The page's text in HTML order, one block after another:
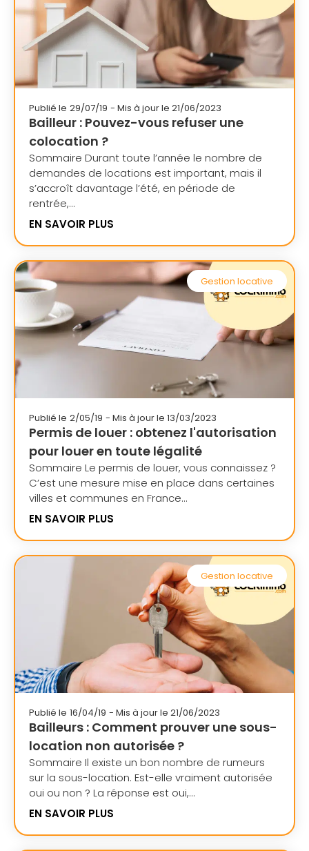
Publié le 29/07/19 - Mis à jour le 21/06/2023
Bailleur : Pouvez-vous refuser une
colocation ?
Sommaire Durant toute l’année le nombre de
demandes de locations est important, mais il
s’accroît davantage l’été, en période de
rentrée,...
EN SAVOIR PLUS
Gestion locative
Publié le 2/05/19 - Mis à jour le 13/03/2023
Permis de louer : obtenez l'autorisation
pour louer en toute légalité
Sommaire Le permis de louer, vous connaissez ?
C’est une mesure mise en place dans certaines
villes et communes en France...
EN SAVOIR PLUS
Gestion locative
Publié le 16/04/19 - Mis à jour le 21/06/2023
Bailleurs : Comment prouver une sous-
location non autorisée ?
Sommaire Il existe un bon nombre de rumeurs
sur la sous-location. Est-elle vraiment autorisée
oui ou non ? La réponse est oui,...
EN SAVOIR PLUS